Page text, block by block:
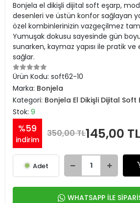
Bonjela el dikişli dijital soft eşarp,
desenleri ve üstün konfor sağlayan
özel kombinlerinizin vazgeçilmez
Yumuşak dokusu sayesinde gün
sunarken, kaymaz yapısı ile pratik
sağlar.
Ürün Kodu: soft62-10
Marka: Bonjela
Kategori: Bonjela El Dikişli Dijital Soft
Stok: 9
%59
indirim
350,00 TL145,00 TL
Adet
WHATSAPP İLE